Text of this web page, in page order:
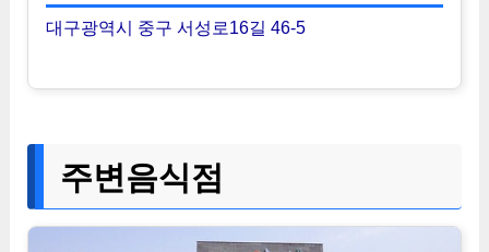
대구광역시 중구 서성로16길 46-5
주변음식점